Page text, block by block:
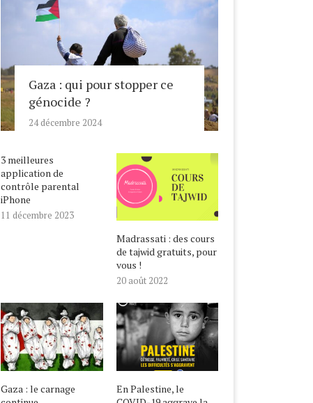
Gaza : qui pour stopper ce
génocide ?
24 décembre 2024
3 meilleures
application de
contrôle parental
iPhone
11 décembre 2023
Madrassati : des cours
de tajwid gratuits, pour
vous !
20 août 2022
Gaza : le carnage
En Palestine, le